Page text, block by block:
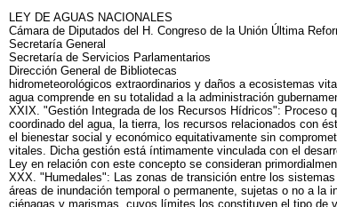
LEY DE AGUAS NACIONALES
Cámara de Diputados del H. Congreso de la Unión Última
Secretaría General
Secretaría de Servicios Parlamentarios
Dirección General de Bibliotecas
hidrometeorológicos extraordinarios y daños a ecosistemas
agua comprende en su totalidad a la administración
XXIX. "Gestión Integrada de los Recursos Hídricos": Proceso
coordinado del agua, la tierra, los recursos relacionados con
el bienestar social y económico equitativamente sin
vitales. Dicha gestión está íntimamente vinculada con el
Ley en relación con este concepto se consideran
XXX. "Humedales": Las zonas de transición entre los
áreas de inundación temporal o permanente, sujetas o no a la
ciénagas y marismas, cuyos límites los constituyen el tipo de